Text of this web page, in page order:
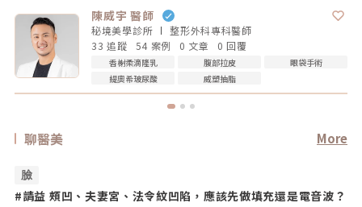
陳威宇 醫師
秘境美學診所 整形外科專科醫師
33 追蹤
54 案例 0 文章 0 回覆
香榭柔滴隆乳 腹部拉皮
眼袋手術
緹奧希玻尿酸
威塑抽脂
聊醫美 More
臉
#請益 頰凹、夫妻宮、法令紋凹陷，應該先做填充還是電音波？